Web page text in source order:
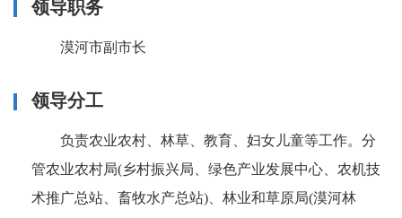
领导职务
漠河市副市长
领导分工
负责农业农村、林草、教育、妇女儿童等工作。分
管农业农村局(乡村振兴局、绿色产业发展中心、农机技
术推广总站、畜牧水产总站)、林业和草原局(漠河林